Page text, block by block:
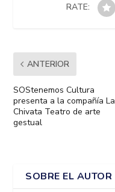
RATE:
ANTERIOR
SOStenemos Cultura
presenta a la compañía La
Chivata Teatro de arte
gestual
SOBRE EL AUTOR